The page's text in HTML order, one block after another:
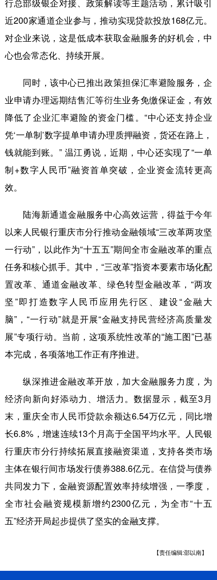
行总部级银企对接、政策解读等主题活动，累计吸引
近200家通道企业参与，推动实现贷款投放168亿元。
对企业来说，这是低成本获取金融服务的好机会，中
心也会常态化、持续开展。
同时，该中心已推出政策担保汇率避险服务，企
业申请办理远期结售汇等衍生业务免缴保证金，有效
降低了企业汇率避险的资金门槛。“中心还支持企业
凭‘一单制’数字提单申请办理质押融资，货还在路上，
钱就能到账。” 温江勇说，近期，中心还实现了“一单
制+数字人民币”融资首单突破，企业资金流转更高
效。
陆海新通道金融服务中心高效运营，得益于今年
以来人民银行重庆市分行推动金融领域“三改革两攻坚
一行动”，以此作为“十五五”期间全市金融改革的重点
任务和核心抓手。其中，“三改革”指资本要素市场化配
置改革、通道金融改革、绿色转型金融改革，“两攻
坚”即打造数字人民币应用先行区、建设“金融大
脑”，“一行动”就是开展“金融支持民营经济高质量发
展”专项行动。当前，这项系统性改革的“施工图”已基
本完成，各项落地工作正有序推进。
纵深推进金融改革开放，加大金融服务力度，为
经济向新向好添动力、增活力。数据显示，截至3月
末，重庆全市人民币贷款余额达6.54万亿元，同比增
长6.8%，增速连续13个月高于全国平均水平。人民银
行重庆市分行持续拓展直接融资渠道，支持各类市场
主体在银行间市场发行债券388.6亿元。在信贷与债券
共同发力下，金融资源配置效率持续增强，一季度，
全市社会融资规模新增约2300亿元，为全市“十五
五”经济开局起步提供了坚实的金融支撑。
【责任编辑:邵以南】